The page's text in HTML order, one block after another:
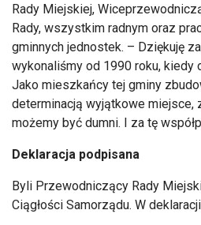
Rady Miejskiej,
Rady, wszystkim radnym oraz
gminnych jednostek. – Dziękuję
wykonaliśmy od 1990 roku, kiedy
Jako mieszkańcy tej gminy
determinacją wyjątkowe miejsce,
możemy być dumni. I za tę
Deklaracja podpisana
Byli Przewodniczący Rady
Ciągłości Samorządu. W